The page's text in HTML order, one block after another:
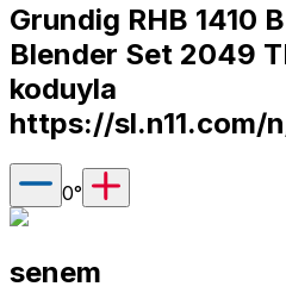
Grundig RHB 1410
Blender Set 2049
koduyla
https://sl.n11.com/
0°
senem